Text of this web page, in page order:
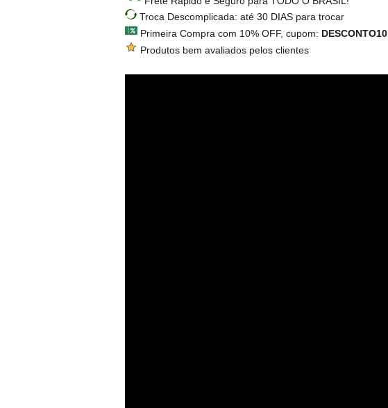
Troca Descomplicada: até 30 DIAS para trocar
Primeira Compra com 10% OFF, cupom: DESCONTO10
Produtos bem avaliados pelos clientes